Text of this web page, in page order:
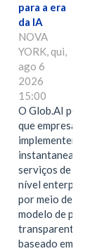
para a era
da IA
NOVA
YORK, qui,
ago 6
2026
15:00
O Glob.AI
que empresas
implementem
serviços de IA de
nível enterprise
por meio de um
modelo de
transparente,
baseado em